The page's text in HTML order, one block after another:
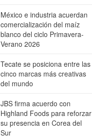
México e industria acuerdan
comercialización del maíz
blanco del ciclo Primavera-
Verano 2026
Tecate se posiciona entre las
cinco marcas más creativas
del mundo
JBS firma acuerdo con
Highland Foods para reforzar
su presencia en Corea del
Sur